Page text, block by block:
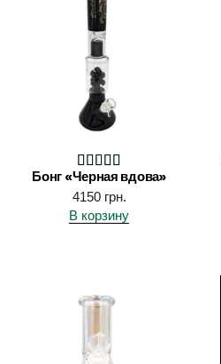
Бонг «Черная вдова»
4150 грн.
В корзину